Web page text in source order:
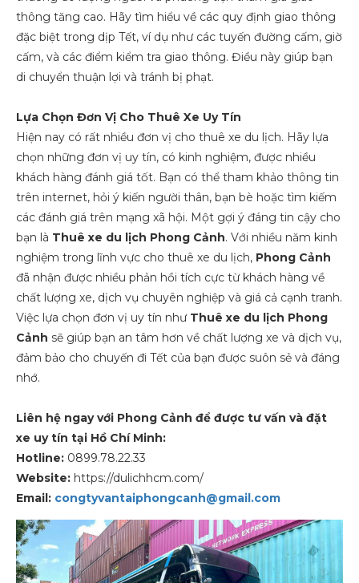
thông tăng cao. Hãy tìm hiểu về các quy định giao thông
đặc biệt trong dịp Tết, ví dụ như các tuyến đường cấm, giờ
cấm, và các điểm kiểm tra giao thông. Điều này giúp bạn
di chuyển thuận lợi và tránh bị phạt.
Lựa Chọn Đơn Vị Cho Thuê Xe Uy Tín
Hiện nay có rất nhiều đơn vị cho thuê xe du lịch. Hãy lựa
chọn những đơn vị uy tín, có kinh nghiệm, được nhiều
khách hàng đánh giá tốt. Bạn có thể tham khảo thông tin
trên internet, hỏi ý kiến người thân, bạn bè hoặc tìm kiếm
các đánh giá trên mạng xã hội. Một gợi ý đáng tin cậy cho
bạn là Thuê xe du lịch Phong Cảnh. Với nhiều năm kinh
nghiệm trong lĩnh vực cho thuê xe du lịch, Phong Cảnh
đã nhận được nhiều phản hồi tích cực từ khách hàng về
chất lượng xe, dịch vụ chuyên nghiệp và giá cả cạnh tranh.
Việc lựa chọn đơn vị uy tín như Thuê xe du lịch Phong
Cảnh sẽ giúp bạn an tâm hơn về chất lượng xe và dịch vụ,
đảm bảo cho chuyến đi Tết của bạn được suôn sẻ và đáng
nhớ.
Liên hệ ngay với Phong Cảnh để được tư vấn và đặt
xe uy tín tại Hồ Chí Minh:
Hotline: 0899.78.22.33
Website: https://dulichhcm.com/
Email: congtyvantaiphongcanh@gmail.com